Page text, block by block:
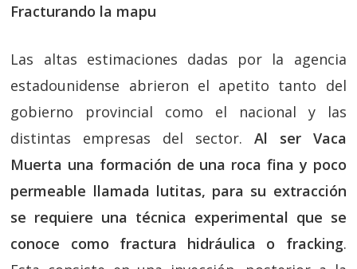
Fracturando la mapu
Las altas estimaciones dadas por la agencia
estadounidense abrieron el apetito tanto del
gobierno provincial como el nacional y las
distintas empresas del sector. Al ser Vaca
Muerta una formación de una roca fina y poco
permeable llamada lutitas, para su extracción
se requiere una técnica experimental que se
conoce como fractura hidráulica o fracking.